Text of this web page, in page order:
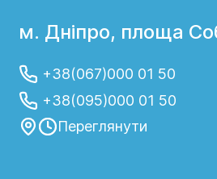
м. Дніпро, площа
+38(067)000 01 50
+38(095)000 01 50
Переглянути